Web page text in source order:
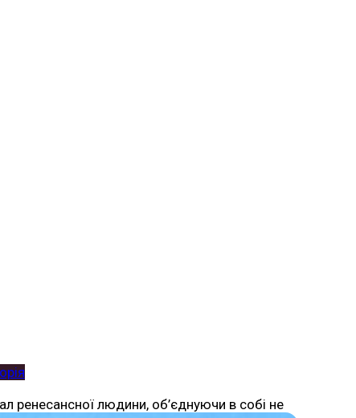
ренесансної людини, об’єднуючи в собі не